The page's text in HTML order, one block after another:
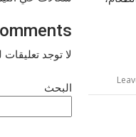
لا توجد
البحث